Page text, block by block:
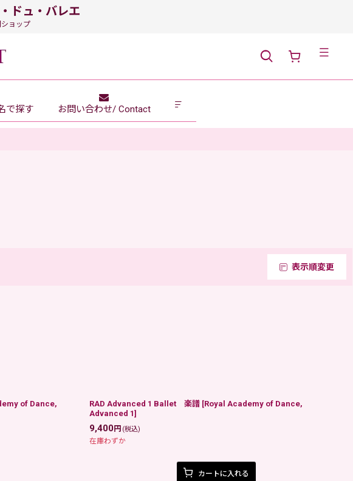
ドュ・バレエ
ョップ
で探す お問い合わせ/ Contact
表示順変更
of Dance,
RAD Advanced 1 Ballet 楽譜 [Royal Academy of Dance,
Advanced 1]
9,400円 (税込)
在庫わずか
カートに入れる